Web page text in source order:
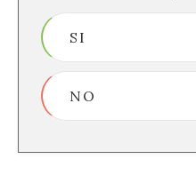
SI
NO